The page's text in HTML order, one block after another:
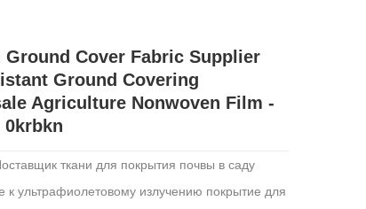
Ground Cover Fabric Supplier
Ground Covering
Agriculture Nonwoven Film -
0krbkn
ткани для покрытия почвы в саду
к ультрафиолетовому излучению покрытие для